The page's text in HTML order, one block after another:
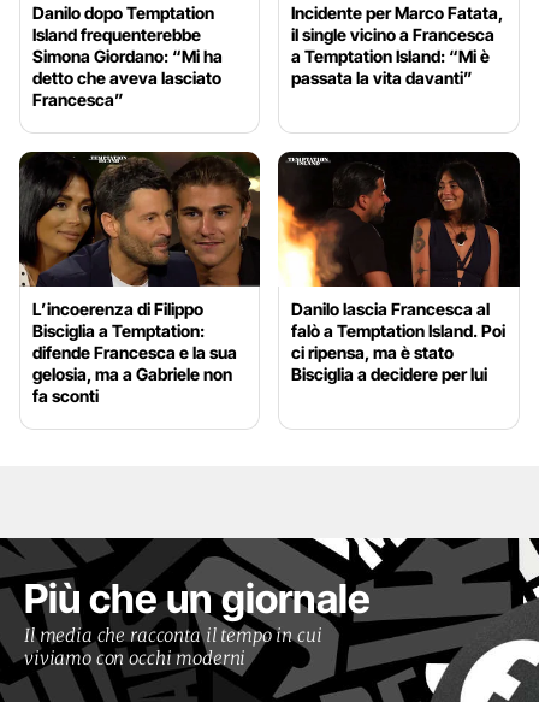
Danilo dopo Temptation
Island frequenterebbe
Simona Giordano: “Mi ha
detto che aveva lasciato
Francesca”
Incidente per Marco Fatata,
il single vicino a Francesca
a Temptation Island: “Mi è
passata la vita davanti”
L’incoerenza di Filippo
Bisciglia a Temptation:
difende Francesca e la sua
gelosia, ma a Gabriele non
fa sconti
Danilo lascia Francesca al
falò a Temptation Island. Poi
ci ripensa, ma è stato
Bisciglia a decidere per lui
Più che un giornale
Il media che racconta il tempo in cui
viviamo con occhi moderni